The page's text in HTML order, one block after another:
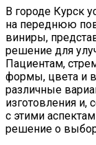
В городе Курск
на переднюю
виниры,
решение для
Пациентам,
формы, цвета и
различные
изготовления и,
с этими
решение о